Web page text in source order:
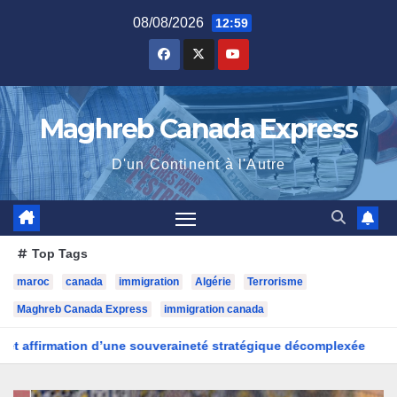
08/08/2026 12:59
Maghreb Canada Express
D'un Continent à l'Autre
Top Tags
maroc canada immigration Algérie Terrorisme
Maghreb Canada Express immigration canada
stratégique décomplexée Le pass « Un